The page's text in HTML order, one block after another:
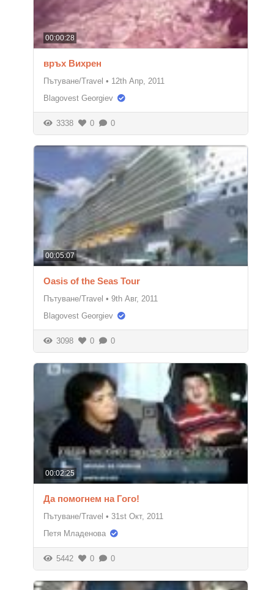
00:00:28
връх Вихрен
Пътуване/Travel • 12th Апр, 2011
Blagovest Georgiev
3338 0 0
00:05:07
Oasis of the Seas Tour
Пътуване/Travel • 9th Авг, 2011
Blagovest Georgiev
3098 0 0
00:02:25
Да помогнем на Гого!
Пътуване/Travel • 31st Окт, 2011
Петя Младенова
5442 0 0